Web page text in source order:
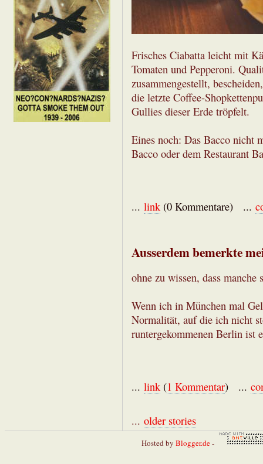
Frisches Ciabatta leicht mit
Tomaten und Pepperoni.
zusammengestellt,
die letzte Coffee-
Gullies dieser Erde tröpfelt.
Eines noch: Das Bacco nicht
Bacco oder dem Restaurant
... link(0 Kommentare) ...
Ausserdem bemerkte
ohne zu wissen, dass manche
Wenn ich in München mal
Normalität, auf die ich nicht
runtergekommenen Berlin ist
... link(1 Kommentar) ...
... older stories
Hosted by Blogger.de-